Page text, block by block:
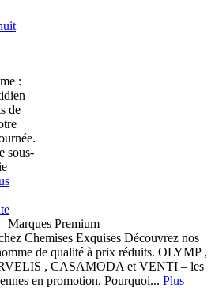
:
de
sous-
Marques Premium
Chemises Exquises Découvrez nos
de qualité à prix réduits. OLYMP ,
, CASAMODA et VENTI – les
en promotion. Pourquoi... Plus